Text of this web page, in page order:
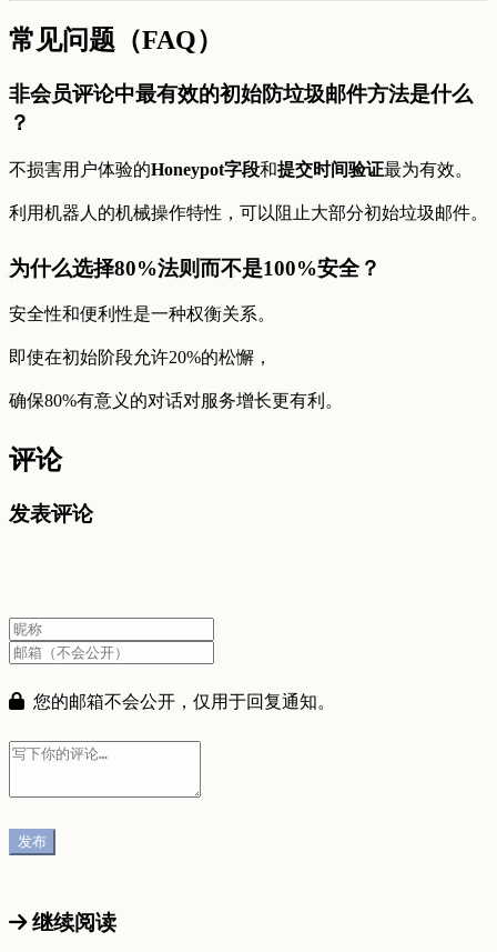
常见问题（FAQ）
非会员评论中最有效的初始防垃圾邮件方法是什么
？
不损害用户体验的Honeypot字段和提交时间验证最为有效。
利用机器人的机械操作特性，可以阻止大部分初始垃圾邮件。
为什么选择80%法则而不是100%安全？
安全性和便利性是一种权衡关系。
即使在初始阶段允许20%的松懈，
确保80%有意义的对话对服务增长更有利。
评论
发表评论
您的邮箱不会公开，仅用于回复通知。
继续阅读